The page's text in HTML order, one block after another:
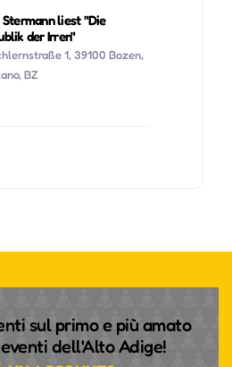
liest "Die
der Irren"
1, 39100 Bozen,
BZ
sul primo e più amato
dell'Alto Adige!